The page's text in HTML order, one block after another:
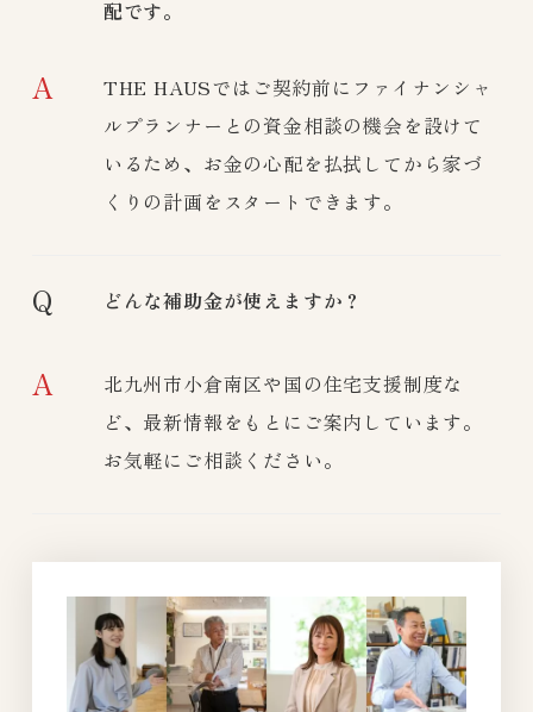
配です。
A
THE HAUSではご契約前にファイナンシャ
ルプランナーとの資金相談の機会を設けて
いるため、お金の心配を払拭してから家づ
くりの計画をスタートできます。
Q どんな補助金が使えますか？
A
北九州市小倉南区や国の住宅支援制度な
ど、最新情報をもとにご案内しています。
お気軽にご相談ください。